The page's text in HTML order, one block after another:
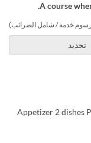
A course
خدمة / شامل الضرائب)
تحديد
Appetizer 2 dishes